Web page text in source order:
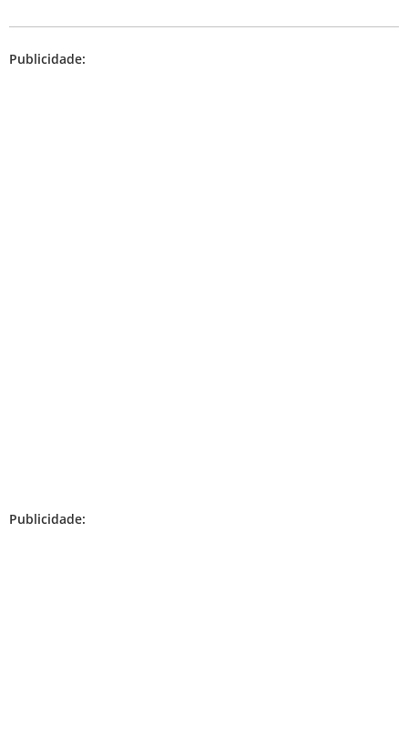
Publicidade:
Publicidade: